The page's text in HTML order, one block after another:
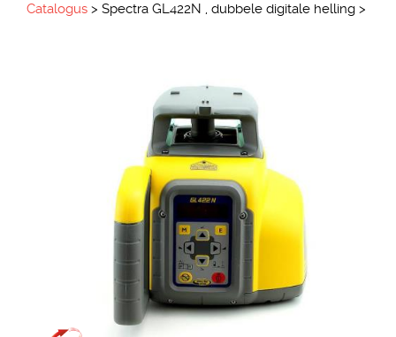
Catalogus > Spectra GL422N , dubbele digitale helling >